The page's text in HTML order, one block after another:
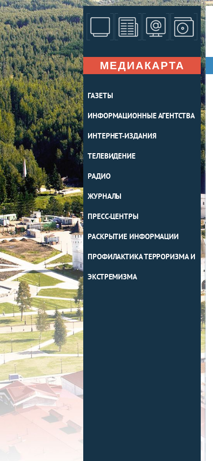
МЕДИАКАРТА
ГАЗЕТЫ
ИНФОРМАЦИОННЫЕ АГЕНТСТВА
ИНТЕРНЕТ-ИЗДАНИЯ
ТЕЛЕВИДЕНИЕ
РАДИО
ЖУРНАЛЫ
ПРЕСС-ЦЕНТРЫ
РАСКРЫТИЕ ИНФОРМАЦИИ
ПРОФИЛАКТИКА ТЕРРОРИЗМА И
ЭКСТРЕМИЗМА